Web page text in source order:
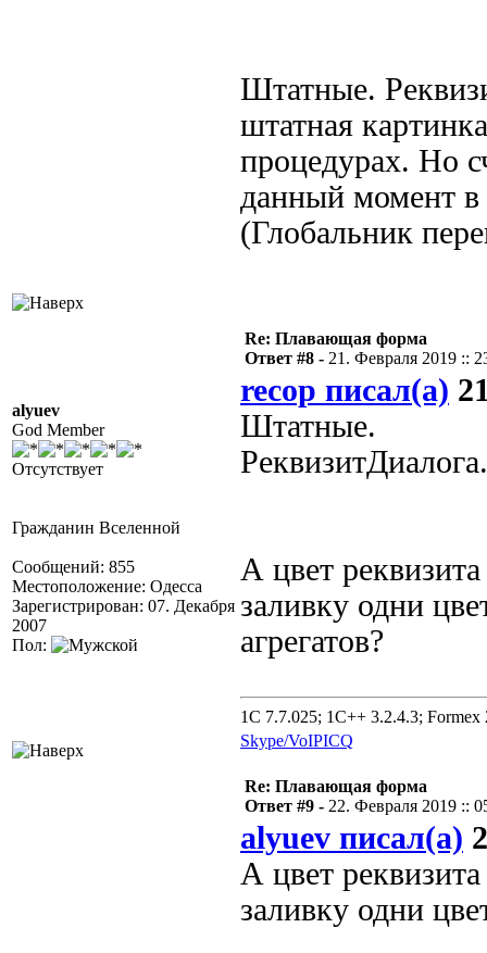
Штатные.
штатная
процедурах. Но
данный момент в
(Глобальник
alyuev
God Member
Отсутствует
Гражданин Вселенной
Сообщений: 855
Местоположение: Одесса
Зарегистрирован: 07. Декабря
2007
Пол:
Re: Плавающая форма
Ответ #8 - 21. Февраля 2019 ::
recop писал(а)
Штатные.
А цвет
заливку одни
агрегатов?
1C 7.7.025; 1C++ 3.2.4.3; Formex
Skype/VoIPICQ
Re: Плавающая форма
Ответ #9 - 22. Февраля 2019 ::
alyuev писал(а)
А цвет
заливку одни